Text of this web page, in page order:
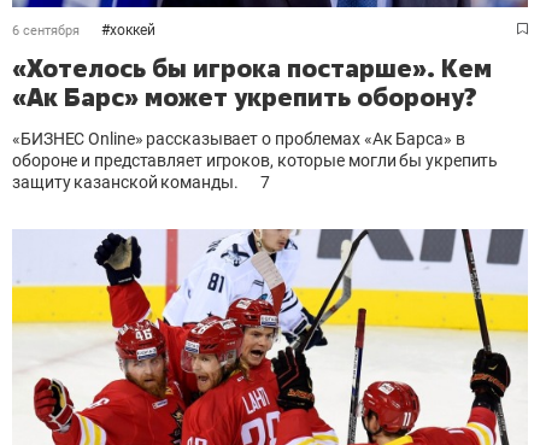
6 сентября #хоккей
«Хотелось бы игрока постарше». Кем
«Ак Барс» может укрепить оборону?
«БИЗНЕС Online» рассказывает о проблемах «Ак Барса» в
обороне и представляет игроков, которые могли бы укрепить
защиту казанской команды.
7